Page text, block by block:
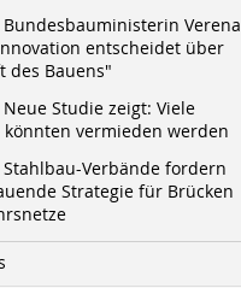
Bundesbauministerin Verena
entscheidet über
des Bauens"
Neue Studie zeigt: Viele
könnten vermieden werden
Stahlbau-Verbände fordern
Strategie für Brücken